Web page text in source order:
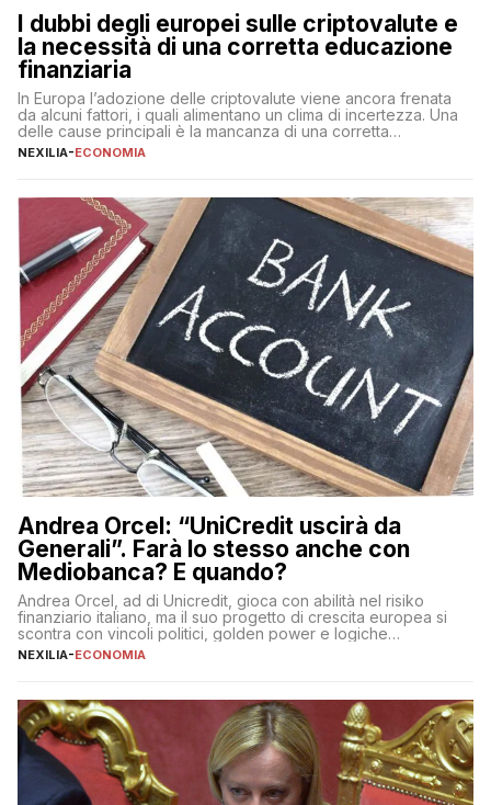
I dubbi degli europei sulle criptovalute e
la necessità di una corretta educazione
finanziaria
In Europa l’adozione delle criptovalute viene ancora frenata
da alcuni fattori, i quali alimentano un clima di incertezza. Una
delle cause principali è la mancanza di una corretta
educazione finanziaria, che impedisce ad una larga parte della
sulle criptovalute: […]
NEXILIA-ECONOMIA
Andrea Orcel: “UniCredit uscirà da
Generali”. Farà lo stesso anche con
Mediobanca? E quando?
Andrea Orcel, ad di Unicredit, gioca con abilità nel risiko
finanziario italiano, ma il suo progetto di crescita europea si
scontra con vincoli politici, golden power e logiche
protezionistiche. Orcel e la mossa su Generali Andrea Orcel,
NEXILIA-ECONOMIA